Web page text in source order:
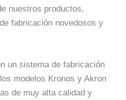
nuestros productos,
fabricación novedosos y
un sistema de fabricación
modelos Kronos y Akron
de muy alta calidad y